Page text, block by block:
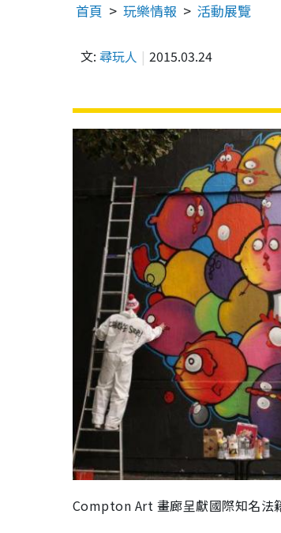
首頁 玩樂情報 活動展覽
文: 尋玩人 2015.03.24
Compton Art 畫廊呈獻國際知名法